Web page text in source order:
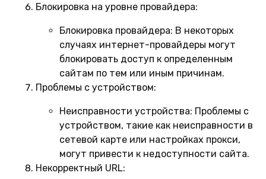
Блокировка на уровне провайдера:
Блокировка провайдера: В некоторых
случаях интернет-провайдеры могут
блокировать доступ к определенным
сайтам по тем или иным причинам.
Проблемы с устройством:
Неисправности устройства: Проблемы с
устройством, такие как неисправности в
сетевой карте или настройках прокси,
могут привести к недоступности сайта.
Некорректный URL: